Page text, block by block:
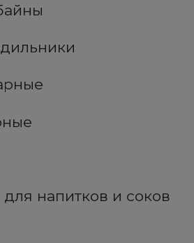
напитков и соков